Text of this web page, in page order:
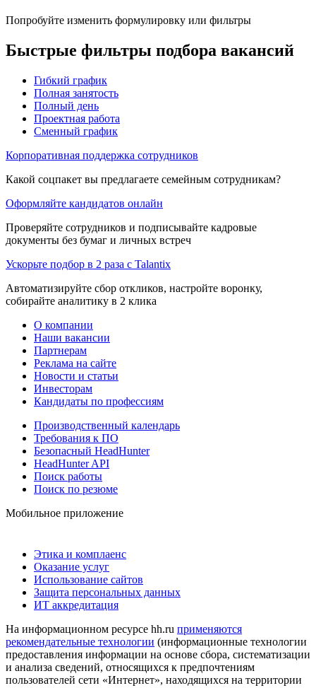
Попробуйте изменить формулировку или фильтры
Быстрые фильтры подбора вакансий
Гибкий график
Полная занятость
Полный день
Проектная работа
Сменный график
Корпоративная поддержка сотрудников
Какой соцпакет вы предлагаете семейным сотрудникам?
Оформляйте кандидатов онлайн
Проверяйте сотрудников и подписывайте кадровые
документы без бумаг и личных встреч
Ускорьте подбор в 2 раза с Talantix
Автоматизируйте сбор откликов, настройте воронку,
собирайте аналитику в 2 клика
О компании
Наши вакансии
Партнерам
Реклама на сайте
Новости и статьи
Инвесторам
Кандидаты по профессиям
Производственный календарь
Требования к ПО
Безопасный HeadHunter
HeadHunter API
Поиск работы
Поиск по резюме
Мобильное приложение
Этика и комплаенс
Оказание услуг
Использование сайтов
Защита персональных данных
ИТ аккредитация
На информационном ресурсе hh.ru применяются
рекомендательные технологии (информационные технологии
предоставления информации на основе сбора, систематизации
и анализа сведений, относящихся к предпочтениям
пользователей сети «Интернет», находящихся на территории